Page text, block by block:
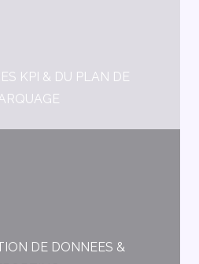
KPI & DU PLAN DE
DE DONNEES &